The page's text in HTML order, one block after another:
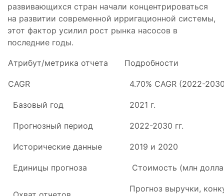
развивающихся стран начали концентрироваться
на развитии современной ирригационной системы,
этот фактор усилил рост рынка насосов в
последние годы.
Атрибут/метрика отчета Подробности
CAGR 4.70% CAGR (2022-
Базовый год 2021 г.
Прогнозный период 2022-2030 гг.
Исторические данные 2019 и 2020
Единицы прогноза Стоимость (млн
Прогноз выручки,